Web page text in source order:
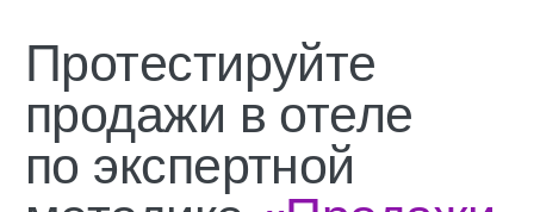
Что получает
собственник или
управляющий отелем,
если выстраивает
продажи системно?